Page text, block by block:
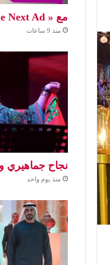
مع « The Next Ad…
منذ 9 ساعات
نجاح جماهيري
منذ يوم واحد